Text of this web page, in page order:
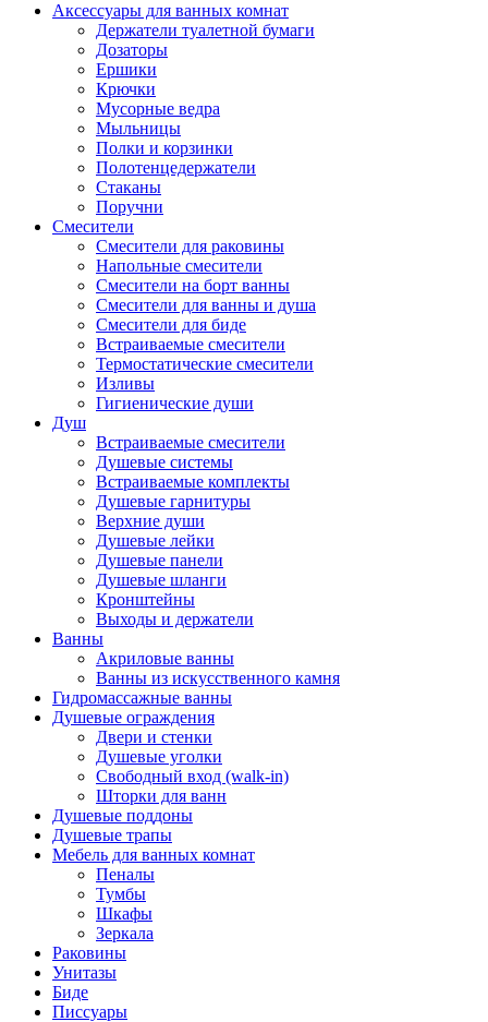
Аксессуары для ванных комнат
Держатели туалетной бумаги
Дозаторы
Ершики
Крючки
Мусорные ведра
Мыльницы
Полки и корзинки
Полотенцедержатели
Стаканы
Поручни
Смесители
Смесители для раковины
Напольные смесители
Смесители на борт ванны
Смесители для ванны и душа
Смесители для биде
Встраиваемые смесители
Термостатические смесители
Изливы
Гигиенические души
Душ
Встраиваемые смесители
Душевые системы
Встраиваемые комплекты
Душевые гарнитуры
Верхние души
Душевые лейки
Душевые панели
Душевые шланги
Кронштейны
Выходы и держатели
Ванны
Акриловые ванны
Ванны из искусственного камня
Гидромассажные ванны
Душевые ограждения
Двери и стенки
Душевые уголки
Свободный вход (walk-in)
Шторки для ванн
Душевые поддоны
Душевые трапы
Мебель для ванных комнат
Пеналы
Тумбы
Шкафы
Зеркала
Раковины
Унитазы
Биде
Писсуары